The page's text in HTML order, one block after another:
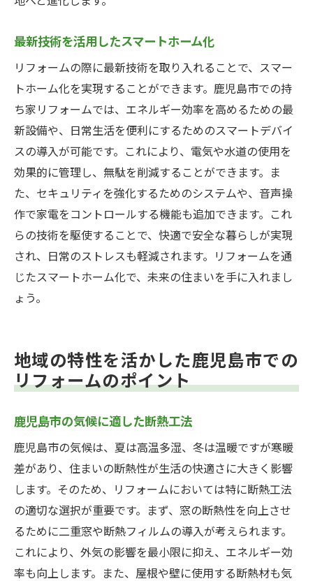
最新技術を活用したスマートホーム化
リフォームの際に最新技術を取り入れることで、スマー
トホーム化を実現することができます。鹿児島市での持
ち家リフォームでは、エネルギー効率を高めるための最
新設備や、日常生活を便利にするためのスマートデバイ
スの導入が可能です。これにより、電気や水道の使用を
効果的に管理し、無駄を削減することができます。ま
た、セキュリティを強化するためのシステムや、音声操
作で家電をコントロールする機能も追加できます。これ
らの技術を駆使することで、快適で安全な暮らしが実現
され、日常のストレスも軽減されます。リフォームを通
じたスマートホーム化で、未来の住まいを手に入れまし
ょう。
地域の特性を活かした鹿児島市での
リフォームのポイント
鹿児島市の気候に適した断熱工法
鹿児島市の気候は、夏は高温多湿、冬は温暖ですが寒暖
差があり、住まいの断熱性が生活の快適さに大きく影響
します。そのため、リフォームにおいては特に断熱工法
の適切な選択が重要です。まず、窓の断熱性を向上させ
るために二重窓や断熱フィルムの導入が考えられます。
これにより、外気の影響を最小限に抑え、エネルギー効
率も向上します。また、屋根や壁に使用する断熱材も気